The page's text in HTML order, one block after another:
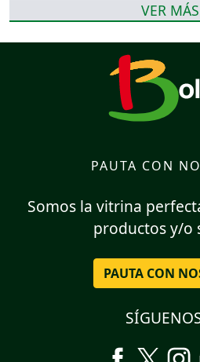
VER
PAUTA CON
Somos la vitrina
productos y/o
PAUTA CON